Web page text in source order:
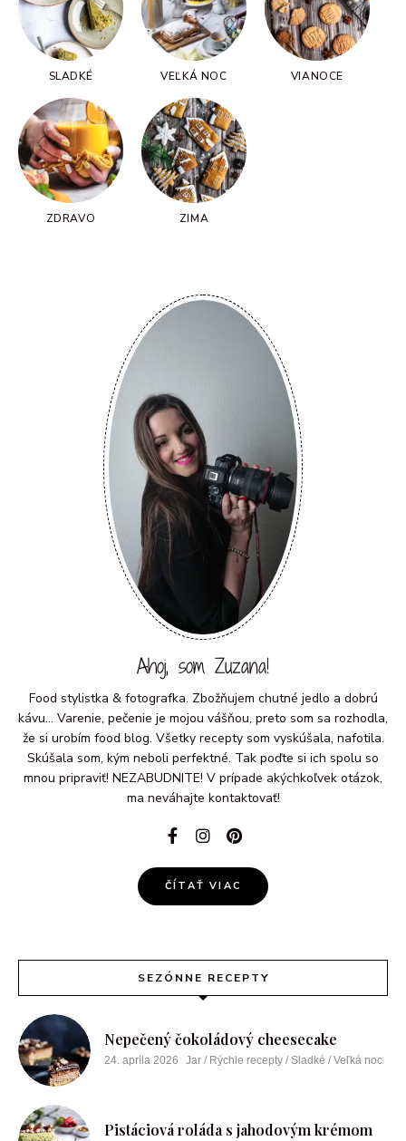
SLADKÉ VEĽKÁ NOC VIANOCE
ZDRAVO ZIMA
Ahoj, som Zuzana!
Food stylistka & fotografka. Zbožňujem chutné jedlo a dobrú
kávu... Varenie, pečenie je mojou vášňou, preto som sa rozhodla,
že si urobím food blog. Všetky recepty som vyskúšala, nafotila.
Skúšala som, kým neboli perfektné. Tak poďte si ich spolu so
mnou pripraviť! NEZABUDNITE! V prípade akýchkoľvek otázok,
ma neváhajte kontaktovať!
ČÍTAŤ VIAC
SEZÓNNE RECEPTY
Nepečený čokoládový cheesecake
24. apríla 2026 Jar / Rýchle recepty / Sladké / Veľká noc
Pistáciová roláda s jahodovým krémom